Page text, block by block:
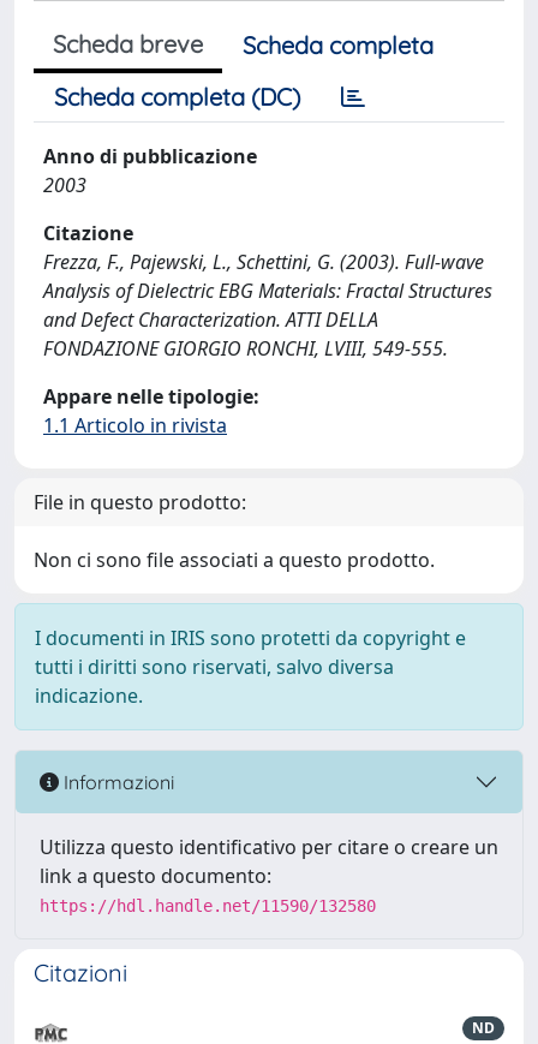
Scheda breve
Scheda completa
Scheda completa (DC)
Anno di pubblicazione
2003
Citazione
Frezza, F., Pajewski, L., Schettini, G. (2003). Full-wave
Analysis of Dielectric EBG Materials: Fractal Structures
and Defect Characterization. ATTI DELLA
FONDAZIONE GIORGIO RONCHI, LVIII, 549-555.
Appare nelle tipologie:
1.1 Articolo in rivista
File in questo prodotto:
Non ci sono file associati a questo prodotto.
I documenti in IRIS sono protetti da copyright e
tutti i diritti sono riservati, salvo diversa
indicazione.
Informazioni
Utilizza questo identificativo per citare o creare un
link a questo documento:
https://hdl.handle.net/11590/132580
Citazioni
ND